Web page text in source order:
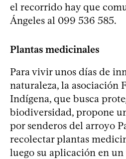
el recorrido hay que
Ángeles al 099 536 585.
Plantas medicinales
Para vivir unos días de
naturaleza, la asociación
Indígena, que busca
biodiversidad, propone
por senderos del arroyo
recolectar plantas
luego su aplicación en